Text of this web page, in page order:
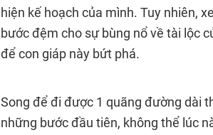
hiện kế hoạch của mình. Tuy nhiên,
bước đệm cho sự bùng nổ về tài lộc
để con giáp này bứt phá.
Song để đi được 1 quãng đường dài
những bước đầu tiên, không thể lúc